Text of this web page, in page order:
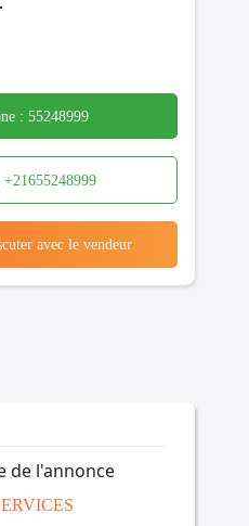
: 55248999
+21655248999
avec le vendeur